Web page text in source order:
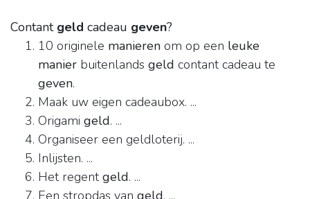
Contant geld cadeau geven?
10 originele manieren om op een leuke
manier buitenlands geld contant cadeau te
geven.
Maak uw eigen cadeaubox. ...
Origami geld. ...
Organiseer een geldloterij. ...
Inlijsten. ...
Het regentgeld. ...
Een stropdas van geld. ...